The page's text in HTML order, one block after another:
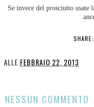
Se invece del prosciutto usate
SHARE:
ALLE FEBBRAIO 22, 2013
NESSUN COMMENTO